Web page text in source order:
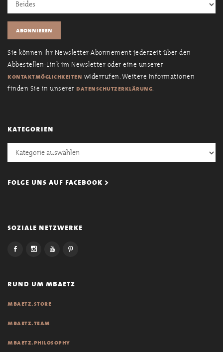
Sie können Ihr Newsletter-Abonnement jederzeit über den
Abbestellen-Link im Newsletter oder eine unserer
kontaktmöglichkeiten widerrufen. Weitere Informationen
finden Sie in unserer datenschutzerklärung.
kategorien
Kategorien
folge uns auf facebook >
soziale netzwerke
rund um mbaetz
mbaetz.store
mbaetz.team
mbaetz.philosophy